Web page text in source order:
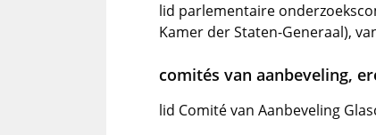
lid parlementaire
Kamer der Staten-Generaal),
comités van aanbeveling,
lid Comité van Aanbeveling